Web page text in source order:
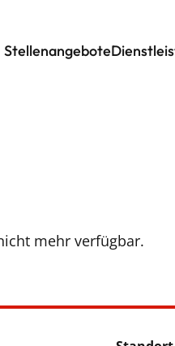
Stellenangebote
mehr verfügbar.